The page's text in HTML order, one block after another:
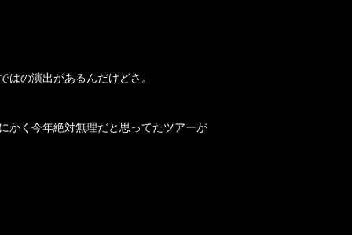
の演出があるんだけどさ。
かく今年絶対無理だと思ってたツアーが